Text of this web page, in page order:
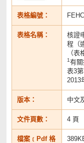
表格編號：
表格名稱：
核證
程（
（表
1有
表3
2013
版本： 中文
文件頁數： 4 頁
檔案﹝Pdf 格